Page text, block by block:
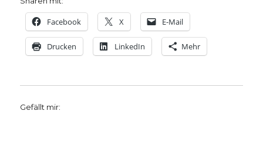
Facebook X E-Mail
Drucken LinkedIn Mehr
Gefällt mir: